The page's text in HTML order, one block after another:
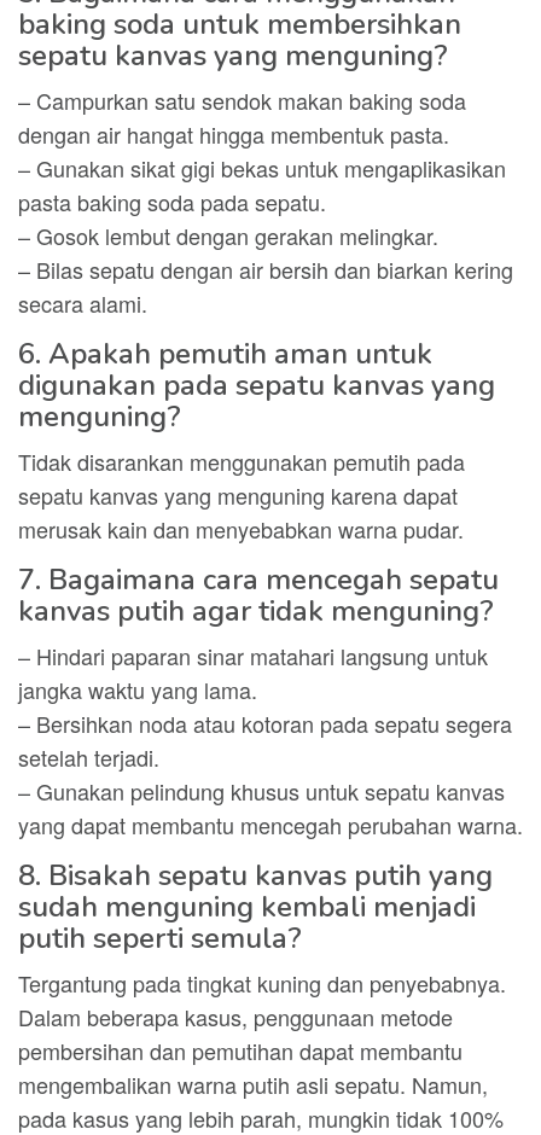
baking soda untuk membersihkan
sepatu kanvas yang menguning?
– Campurkan satu sendok makan baking soda
dengan air hangat hingga membentuk pasta.
– Gunakan sikat gigi bekas untuk mengaplikasikan
pasta baking soda pada sepatu.
– Gosok lembut dengan gerakan melingkar.
– Bilas sepatu dengan air bersih dan biarkan kering
secara alami.
6. Apakah pemutih aman untuk
digunakan pada sepatu kanvas yang
menguning?
Tidak disarankan menggunakan pemutih pada
sepatu kanvas yang menguning karena dapat
merusak kain dan menyebabkan warna pudar.
7. Bagaimana cara mencegah sepatu
kanvas putih agar tidak menguning?
– Hindari paparan sinar matahari langsung untuk
jangka waktu yang lama.
– Bersihkan noda atau kotoran pada sepatu segera
setelah terjadi.
– Gunakan pelindung khusus untuk sepatu kanvas
yang dapat membantu mencegah perubahan warna.
8. Bisakah sepatu kanvas putih yang
sudah menguning kembali menjadi
putih seperti semula?
Tergantung pada tingkat kuning dan penyebabnya.
Dalam beberapa kasus, penggunaan metode
pembersihan dan pemutihan dapat membantu
mengembalikan warna putih asli sepatu. Namun,
pada kasus yang lebih parah, mungkin tidak 100%